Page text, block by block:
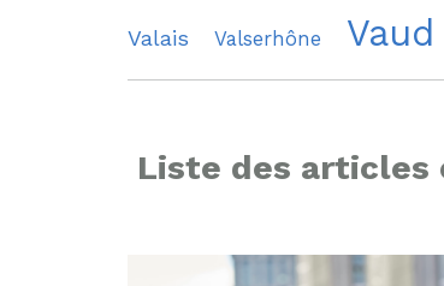
Valais Valserhône Vaud
Liste des